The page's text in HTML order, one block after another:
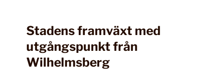
Stadens framväxt med
utgångspunkt från
Wilhelmsberg